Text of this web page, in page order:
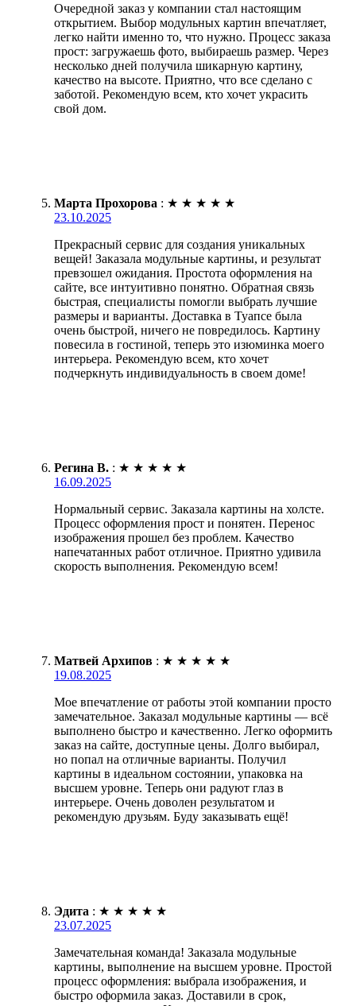
Очередной заказ у компании стал настоящим
открытием. Выбор модульных картин впечатляет,
легко найти именно то, что нужно. Процесс заказа
прост: загружаешь фото, выбираешь размер. Через
несколько дней получила шикарную картину,
качество на высоте. Приятно, что все сделано с
заботой. Рекомендую всем, кто хочет украсить
свой дом.
Марта Прохорова : ★ ★ ★ ★ ★
23.10.2025
Прекрасный сервис для создания уникальных
вещей! Заказала модульные картины, и результат
превзошел ожидания. Простота оформления на
сайте, все интуитивно понятно. Обратная связь
быстрая, специалисты помогли выбрать лучшие
размеры и варианты. Доставка в Туапсе была
очень быстрой, ничего не повредилось. Картину
повесила в гостиной, теперь это изюминка моего
интерьера. Рекомендую всем, кто хочет
подчеркнуть индивидуальность в своем доме!
Регина В. : ★ ★ ★ ★ ★
16.09.2025
Нормальный сервис. Заказала картины на холсте.
Процесс оформления прост и понятен. Перенос
изображения прошел без проблем. Качество
напечатанных работ отличное. Приятно удивила
скорость выполнения. Рекомендую всем!
Матвей Архипов : ★ ★ ★ ★ ★
19.08.2025
Мое впечатление от работы этой компании просто
замечательное. Заказал модульные картины — всё
выполнено быстро и качественно. Легко оформить
заказ на сайте, доступные цены. Долго выбирал,
но попал на отличные варианты. Получил
картины в идеальном состоянии, упаковка на
высшем уровне. Теперь они радуют глаз в
интерьере. Очень доволен результатом и
рекомендую друзьям. Буду заказывать ещё!
Эдита : ★ ★ ★ ★ ★
23.07.2025
Замечательная команда! Заказала модульные
картины, выполнение на высшем уровне. Простой
процесс оформления: выбрала изображения, и
быстро оформила заказ. Доставили в срок,